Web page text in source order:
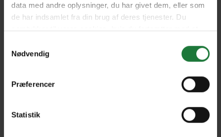
data med andre oplysninger, du har givet dem, eller som
de har indsamlet fra din brug af deres tjenester. Du
samtykker til vores cookies, hvis du fortsætter med at
Nødvendig
Præferencer
Statistik
Gavekort
Danske magasiner